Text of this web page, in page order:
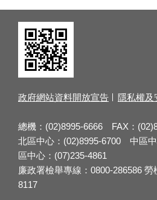
政府網站資料開放宣告 隱私權及
總機：(02)8995-6666 FAX：
北區中心：(02)8995-6700 中區
區中心：(07)235-4861
廉政署檢舉專線：0800-286586
8117